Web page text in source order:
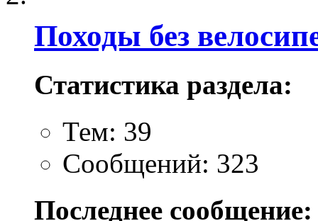
Походы без
Статистика раздела:
Тем: 39
Сообщений: 323
Последнее сообщение: